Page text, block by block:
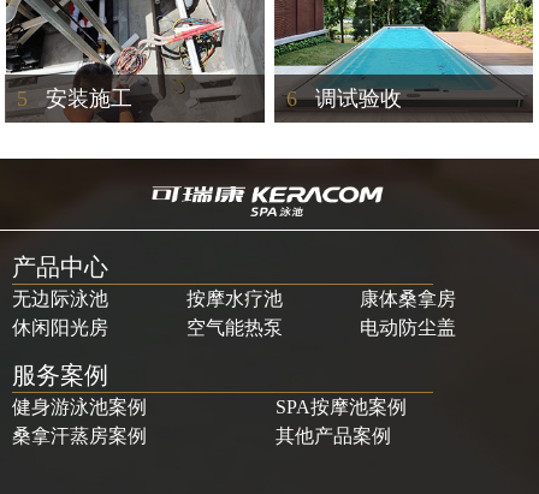
5 安装施工 6调试验收
产品中心
无边际泳池 按摩水疗池
康体桑拿房
休闲阳光房
空气能热泵 电动防尘盖
服务案例
健身游泳池案例
SPA按摩池案例
桑拿汗蒸房案例
其他产品案例